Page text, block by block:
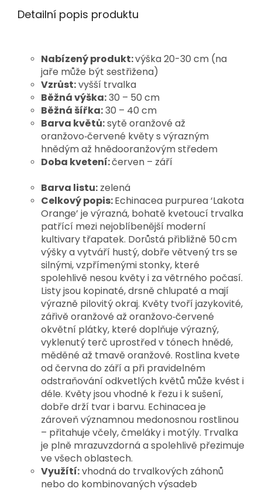
Detailní popis produktu
Nabízený produkt:výška 20-30 cm (na
jaře může být sestřižena)
Vzrůst:vyšší trvalka
Běžná výška:30 – 50 cm
Běžná šířka:30 – 40 cm
Barva květů:sytě oranžové až
oranžovo‑červené květy s výrazným
hnědým až hnědooranžovým středem
Doba kvetení:červen – září
Barva listu: zelená
Celkový popis:Echinacea purpurea ‘Lakota
Orange’ je výrazná, bohatě kvetoucí trvalka
patřící mezi nejoblíbenější moderní
kultivary třapatek. Dorůstá přibližně 50 cm
výšky a vytváří hustý, dobře větvený trs se
silnými, vzpřímenými stonky, které
spolehlivě nesou květy i za větrného počasí.
Listy jsou kopinaté, drsně chlupaté a mají
výrazně pilovitý okraj. Květy tvoří jazykovité,
zářivě oranžové až oranžovo‑červené
okvětní plátky, které doplňuje výrazný,
vyklenutý terč uprostřed v tónech hnědé,
měděné až tmavě oranžové. Rostlina kvete
od června do září a při pravidelném
odstraňování odkvetlých květů může kvést i
déle. Květy jsou vhodné k řezu i k sušení,
dobře drží tvar i barvu. Echinacea je
zároveň významnou medonosnou rostlinou
– přitahuje včely, čmeláky i motýly. Trvalka
je plně mrazuvzdorná a spolehlivě přezimuje
ve všech oblastech.
Využítí:vhodná do trvalkových záhonů
nebo do kombinovaných výsadeb